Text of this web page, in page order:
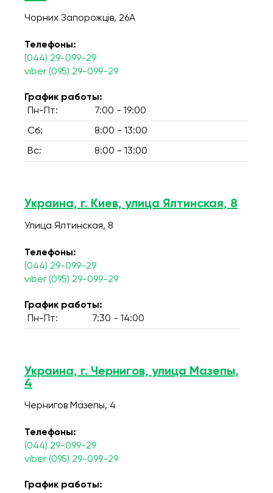
Чорних Запорожців, 26А
Телефоны:
(044) 29-099-29
viber (095) 29-099-29
График работы:
Пн-Пт:
7:00 - 19:00
Сб: 8:00 - 13:00
Вс: 8:00 - 13:00
Украина, г. Киев, улица Ялтинская, 8
Улица Ялтинская, 8
Телефоны:
(044) 29-099-29
viber (095) 29-099-29
График работы:
Пн-Пт:
7:30 - 14:00
Украина, г. Чернигов, улица Мазепы,
4
Чернигов Мазепы, 4
Телефоны:
(044) 29-099-29
viber (095) 29-099-29
График работы: